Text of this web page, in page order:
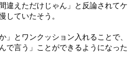
違えただけじゃん」と反論されてケ
していたそう。
」とワンクッション入れることで、
で言う」ことができるようになった